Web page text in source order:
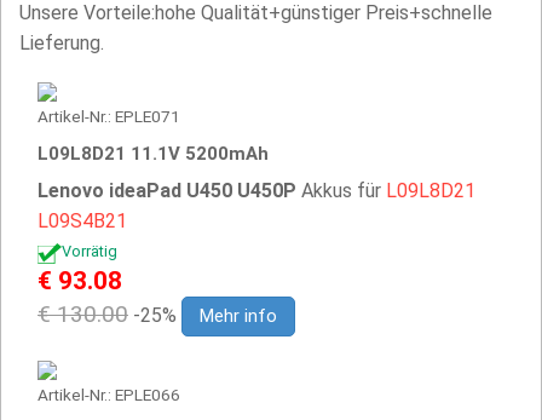
Unsere Vorteile:hohe Qualität+günstiger Preis+schnelle
Lieferung.
Artikel-Nr.: EPLE071
L09L8D21 11.1V 5200mAh
Lenovo ideaPad U450 U450P Akkus für L09L8D21
L09S4B21
Vorrätig
€ 93.08
€ 130.00 -25% Mehr info
Artikel-Nr.: EPLE066